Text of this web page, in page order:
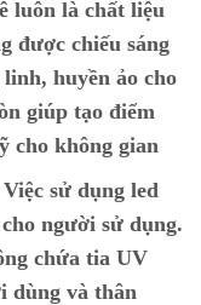
luôn là chất liệu
được chiếu sáng
huyền ảo cho
giúp tạo điểm
cho không gian
Việc sử dụng led
người sử dụng.
chứa tia UV
dùng và thân